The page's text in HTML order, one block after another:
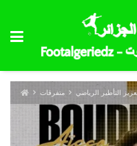
متفرقات التأطير الرياضي